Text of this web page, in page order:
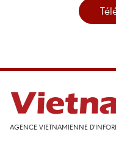
AGENCE VIETNAMIENNE